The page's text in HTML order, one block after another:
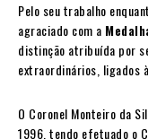
Pelo seu trabalho
agraciado com a
distinção atribuída por
extraordinários, ligados
O Coronel Monteiro da
1996, tendo efetuado o